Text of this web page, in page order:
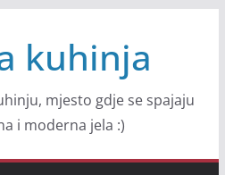
kuhinja
mjesto gdje se spajaju
i moderna jela :)